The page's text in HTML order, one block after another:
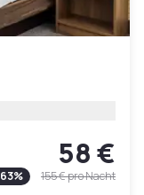
58 €
63% 155 €pro Nacht